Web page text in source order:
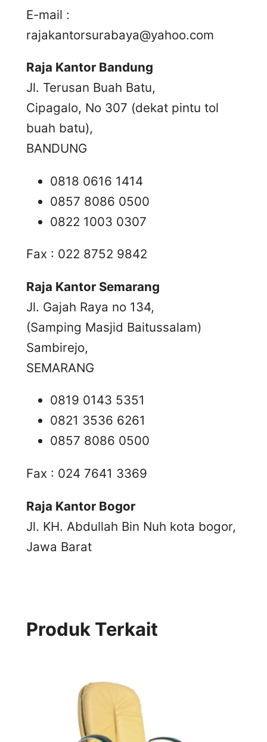
E-mail :
rajakantorsurabaya@yahoo.com
Raja Kantor Bandung
Jl. Terusan Buah Batu,
Cipagalo, No 307 (dekat pintu tol
buah batu),
BANDUNG
0818 0616 1414
0857 8086 0500
0822 1003 0307
Fax : 022 8752 9842
Raja Kantor Semarang
Jl. Gajah Raya no 134,
(Samping Masjid Baitussalam)
Sambirejo,
SEMARANG
0819 0143 5351
0821 3536 6261
0857 8086 0500
Fax : 024 7641 3369
Raja Kantor Bogor
Jl. KH. Abdullah Bin Nuh kota bogor,
Jawa Barat
Produk Terkait